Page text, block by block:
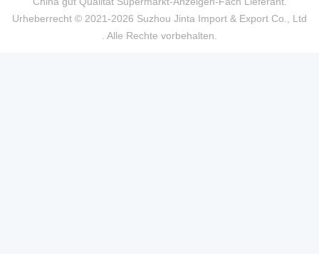
Urheberrecht © 2021-2026 Suzhou Jinta Import & Export Co., Ltd
. Alle Rechte vorbehalten.